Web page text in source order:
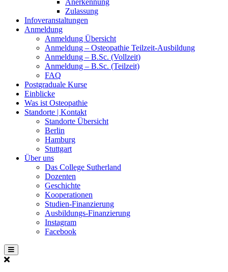
Anerkennung
Zulassung
Infoveranstaltungen
Anmeldung
Anmeldung Übersicht
Anmeldung – Osteopathie Teilzeit-Ausbildung
Anmeldung – B.Sc. (Vollzeit)
Anmeldung – B.Sc. (Teilzeit)
FAQ
Postgraduale Kurse
Einblicke
Was ist Osteopathie
Standorte | Kontakt
Standorte Übersicht
Berlin
Hamburg
Stuttgart
Über uns
Das College Sutherland
Dozenten
Geschichte
Kooperationen
Studien-Finanzierung
Ausbildungs-Finanzierung
Instagram
Facebook